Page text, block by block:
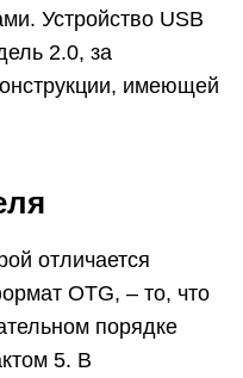
Устройство USB
2.0, за
имеющей
отличается
OTG, – то, что
порядке
5. В